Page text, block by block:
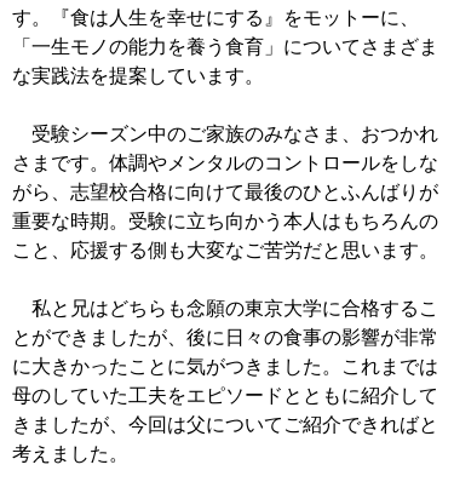
す。『食は人生を幸せにする』をモットーに、
「一生モノの能力を養う食育」についてさまざま
な実践法を提案しています。
受験シーズン中のご家族のみなさま、おつかれ
さまです。体調やメンタルのコントロールをしな
がら、志望校合格に向けて最後のひとふんばりが
重要な時期。受験に立ち向かう本人はもちろんの
こと、応援する側も大変なご苦労だと思います。
私と兄はどちらも念願の東京大学に合格するこ
とができましたが、後に日々の食事の影響が非常
に大きかったことに気がつきました。これまでは
母のしていた工夫をエピソードとともに紹介して
きましたが、今回は父についてご紹介できればと
考えました。